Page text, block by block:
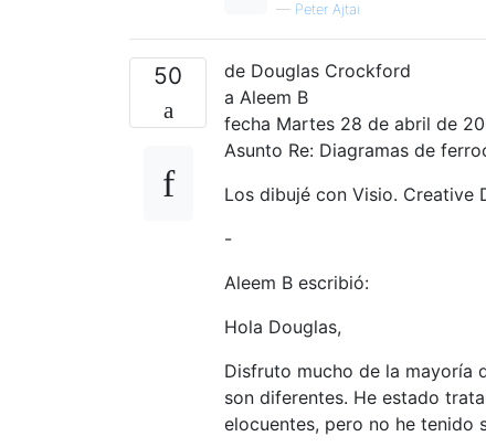
— Peter Ajtai
50
de Douglas Crockford
a Aleem B
fecha Martes 28 de abril de
Asunto Re: Diagramas de
Los dibujé con Visio. Creative
-
Aleem B escribió:
Hola Douglas,
Disfruto mucho de la mayoría
son diferentes. He estado
elocuentes, pero no he tenido